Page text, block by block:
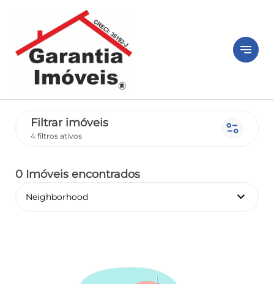
notes
Filtrar imóveis
4 filtros ativos page_info
0 Imóveis encontrados
Neighborhood keyboard_arrow_down